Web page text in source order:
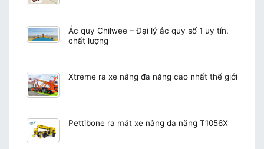
Ắc quy Chilwee – Đại lý ắc quy số 1 uy tín,
chất lượng
Xtreme ra xe nâng đa năng cao nhất thế giới
Pettibone ra mắt xe nâng đa năng T1056X